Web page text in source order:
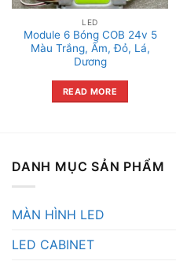
LED
Module 6 Bóng COB 24v 5
Màu Trắng, Ấm, Đỏ, Lá,
Dương
READ MORE
DANH MỤC SẢN PHẨM
MÀN HÌNH LED
LED CABINET